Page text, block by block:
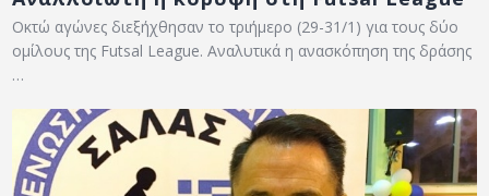
Οκτώ αγώνες διεξήχθησαν το τριήμερο (29-31/1) για τους δύο
ομίλους της Futsal League. Αναλυτικά η ανασκόπηση της δράσης
…